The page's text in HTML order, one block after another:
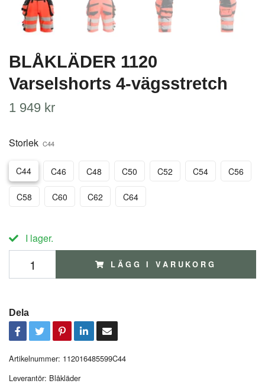
BLÅKLÄDER 1120
Varselshorts 4-vägsstretch
1 949 kr
Storlek C44
C44 C46 C48 C50 C52 C54 C56
C58 C60 C62 C64
I lager.
LÄGG I VARUKORG
Dela
Artikelnummer: 112016485599C44
Leverantör: Blåkläder